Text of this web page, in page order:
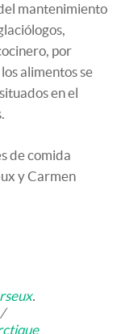
mantenimiento
por
alimentos se
en el
de comida
y Carmen
.